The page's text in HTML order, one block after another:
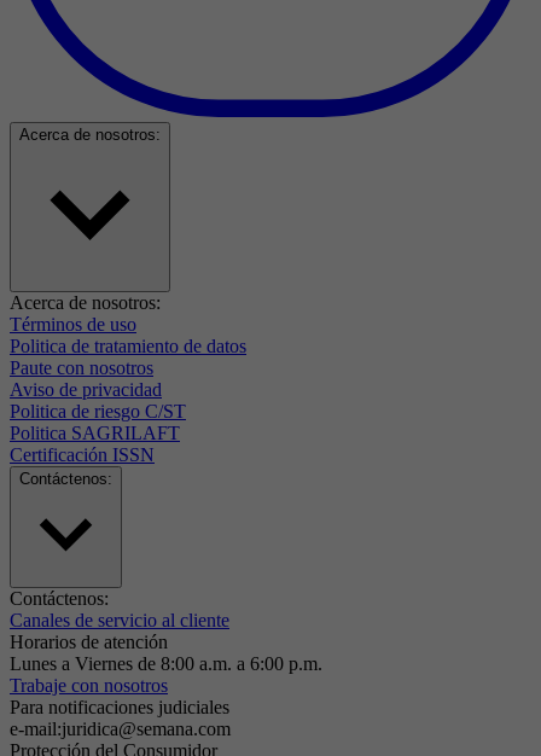
Acerca de nosotros:
Acerca de nosotros:
Términos de uso
Politica de tratamiento de datos
Paute con nosotros
Aviso de privacidad
Politica de riesgo C/ST
Politica SAGRILAFT
Certificación ISSN
Contáctenos:
Contáctenos:
Canales de servicio al cliente
Horarios de atención
Lunes a Viernes de 8:00 a.m. a 6:00 p.m.
Trabaje con nosotros
Para notificaciones judiciales
e-mail:juridica@semana.com
Protección del Consumidor